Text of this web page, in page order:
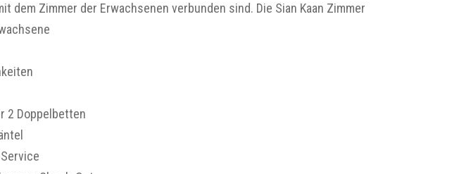
Zimmer der Erwachsenen verbunden sind. Die Sian Kaan Zimmer
2 Doppelbetten